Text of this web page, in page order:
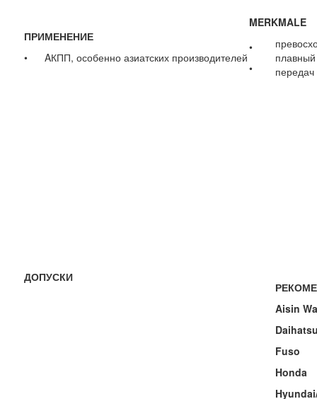
ПРИМЕНЕНИЕ
• AКПП, особенно азиатских производителей
MERKMALE
•
•
передач
ДОПУСКИ
Aisin
Fuso
Honda